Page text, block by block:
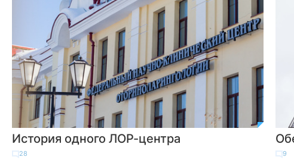
История одного ЛОР-центра
28 9